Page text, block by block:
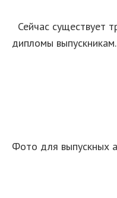
Сейчас существует
дипломы выпускникам.
Фото для выпускных